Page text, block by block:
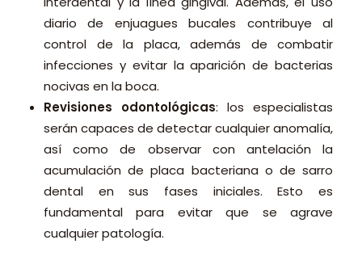
diario de enjuagues bucales contribuye al
control de la placa, además de combatir
infecciones y evitar la aparición de bacterias
nocivas en la boca.
Revisiones odontológicas: los especialistas
serán capaces de detectar cualquier anomalía,
así como de observar con antelación la
acumulación de placa bacteriana o de sarro
dental en sus fases iniciales. Esto es
fundamental para evitar que se agrave
cualquier patología.